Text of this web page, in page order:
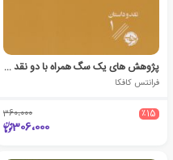
پژوهش های یک سگ همراه با دو نقد ادبی
فرانتس کافکا
٪15 360،000
306،000